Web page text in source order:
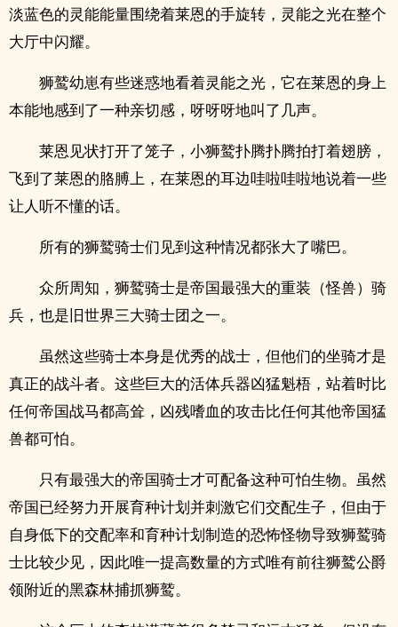
淡蓝色的灵能能量围绕着莱恩的手旋转，灵能之光在整个
大厅中闪耀。
狮鹫幼崽有些迷惑地看着灵能之光，它在莱恩的身上
本能地感到了一种亲切感，呀呀呀地叫了几声。
莱恩见状打开了笼子，小狮鹫扑腾扑腾拍打着翅膀，
飞到了莱恩的胳膊上，在莱恩的耳边哇啦哇啦地说着一些
让人听不懂的话。
所有的狮鹫骑士们见到这种情况都张大了嘴巴。
众所周知，狮鹫骑士是帝国最强大的重装（怪兽）骑
兵，也是旧世界三大骑士团之一。
虽然这些骑士本身是优秀的战士，但他们的坐骑才是
真正的战斗者。这些巨大的活体兵器凶猛魁梧，站着时比
任何帝国战马都高耸，凶残嗜血的攻击比任何其他帝国猛
兽都可怕。
只有最强大的帝国骑士才可配备这种可怕生物。虽然
帝国已经努力开展育种计划并刺激它们交配生子，但由于
自身低下的交配率和育种计划制造的恐怖怪物导致狮鹫骑
士比较少见，因此唯一提高数量的方式唯有前往狮鹫公爵
领附近的黑森林捕抓狮鹫。